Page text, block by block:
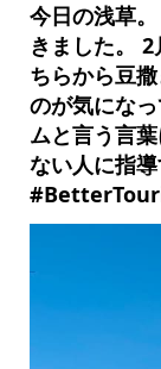
今日の浅草
きました。
ちらから豆
のが気にな
ムと言う言
ない人に指